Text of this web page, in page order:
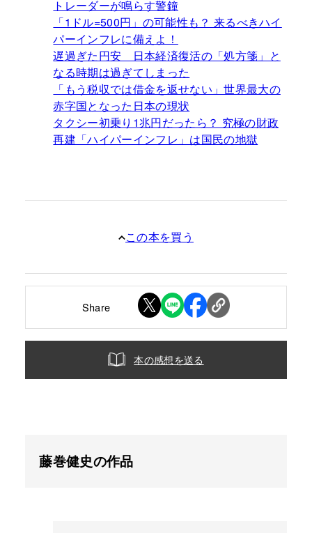
トレーダーが鳴らす警鐘
「1ドル=500円」の可能性も？ 来るべきハイ
パーインフレに備えよ！
遅過ぎた円安 日本経済復活の「処方箋」と
なる時期は過ぎてしまった
「もう税収では借金を返せない」世界最大の
赤字国となった日本の現状
タクシー初乗り1兆円だったら？ 究極の財政
再建「ハイパーインフレ」は国民の地獄
この本を買う
Share
本の感想を送る
藤巻健史の作品